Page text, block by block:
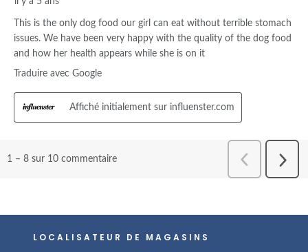
LOCALISATEUR DE MAGASINS